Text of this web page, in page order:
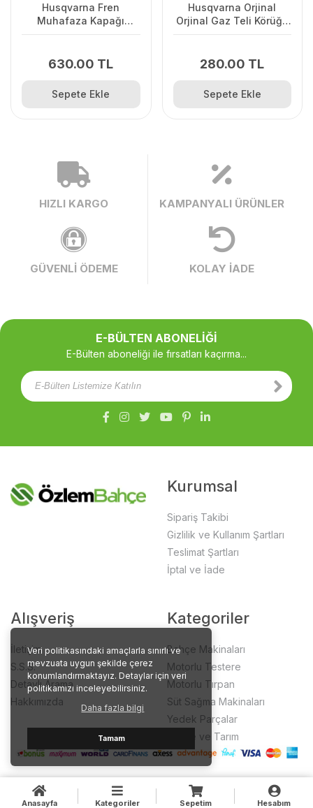
Veri politikasındaki amaçlarla sınırlı ve
mevzuata uygun şekilde çerez
konumlandırmaktayız. Detaylar için veri
politikamızı inceleyebilirsiniz.
Daha fazla bilgi
Tamam
Husqvarna Fren
Muhafaza Kapağı
630.00 TL
Sepete Ekle
Husqvarna Orjinal
Orjinal Gaz Teli Körüğü
280.00 TL
Sepete Ekle
HIZLI KARGO KAMPANYALI ÜRÜNLER
GÜVENLİ ÖDEME KOLAY İADE
E-BÜLTEN ABONELİĞİ
E-Bülten aboneliği ile fırsatları kaçırma...
Kurumsal
Sipariş Takibi
Gizlilik ve Kullanım Şartları
Teslimat Şartları
İptal ve İade
Alışveriş
İletişim
S.S.S.
Detaylı Arama
Hakkımızda
Kategoriler
Bahçe Makinaları
Motorlu Testere
Motorlu Tırpan
Süt Sağma Makinaları
Yedek Parçalar
Bahçe ve Tarım
Anasayfa Kategoriler Sepetim Hesabım